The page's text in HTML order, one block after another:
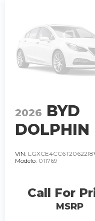
2026 BYD
DOLPHIN
MINI 380
MODELO
�
VIN: LGXCE4CC6T2062218
Modelo: 011769
Call For
MSRP